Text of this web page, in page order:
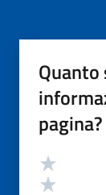
Quanto
pagina?
Valutazione